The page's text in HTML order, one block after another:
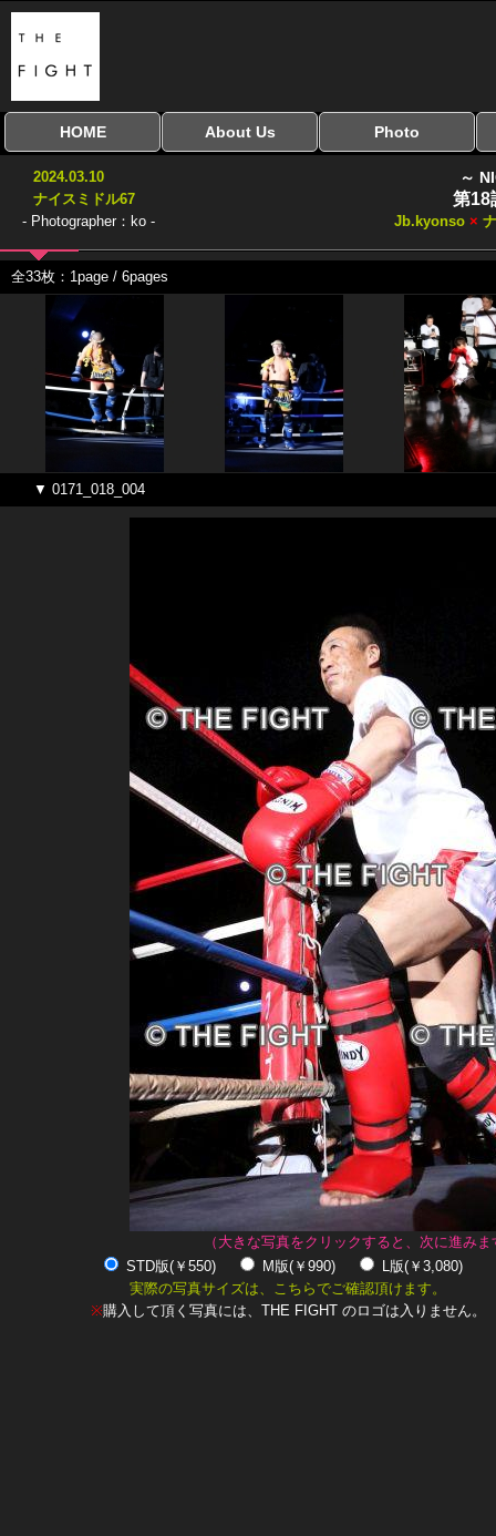
HOME
全興行を表示
ナイスミドル
アマチュアキック
協議会
全日本学生キック
建武館キッズ大会
Bigbang
おやじファイト
About Us Photo
2024.03.10
ナイスミドル67
- Photographer：ko -
～
第18
Jb.kyonso ×
全33枚：1page / 6pages
▼ 0171_018_004
（大きな写真をクリックすると、次に進みま
STD版(￥550)
M版(￥990)
L版(￥3,080)
実際の写真サイズは、こちらでご確認頂けます。
※購入して頂く写真には、THE FIGHT のロゴは入りません。